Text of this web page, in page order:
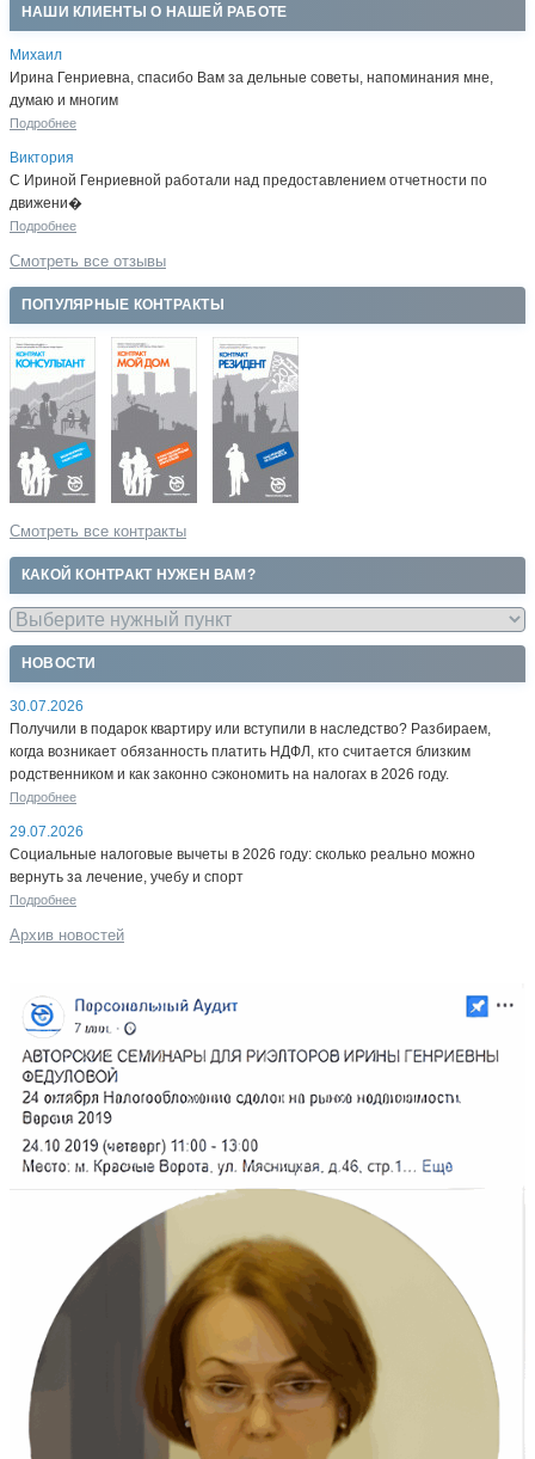
НАШИ КЛИЕНТЫ О НАШЕЙ РАБОТЕ
Михаил
Ирина Генриевна, спасибо Вам за дельные советы, напоминания мне,
думаю и многим
Подробнее
Виктория
С Ириной Генриевной работали над предоставлением отчетности по
движени�
Подробнее
Смотреть все отзывы
ПОПУЛЯРНЫЕ КОНТРАКТЫ
Смотреть все контракты
КАКОЙ КОНТРАКТ НУЖЕН ВАМ?
НОВОСТИ
30.07.2026
Получили в подарок квартиру или вступили в наследство? Разбираем,
когда возникает обязанность платить НДФЛ, кто считается близким
родственником и как законно сэкономить на налогах в 2026 году.
Подробнее
29.07.2026
Социальные налоговые вычеты в 2026 году: сколько реально можно
вернуть за лечение, учебу и спорт
Подробнее
Архив новостей